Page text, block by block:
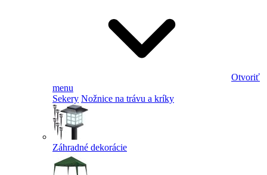
Otvoriť
menu
Sekery Nožnice na trávu a kríky
Záhradné dekorácie